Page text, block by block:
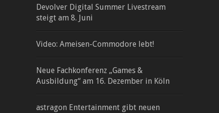
Devolver Digital Summer Livestream
steigt am 8. Juni
Video: Ameisen-Commodore lebt!
Neue Fachkonferenz „Games &
Ausbildung“ am 16. Dezember in Köln
astragon Entertainment gibt neuen